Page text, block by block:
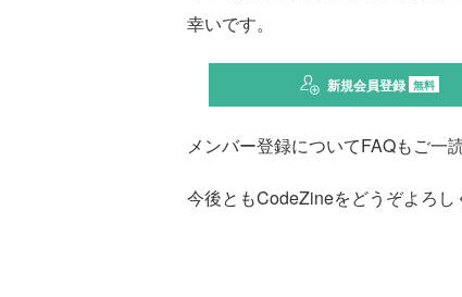
幸いです。
新規会員登録 無料
メンバー登録についてFAQもご一
今後ともCodeZineをどうぞよろし